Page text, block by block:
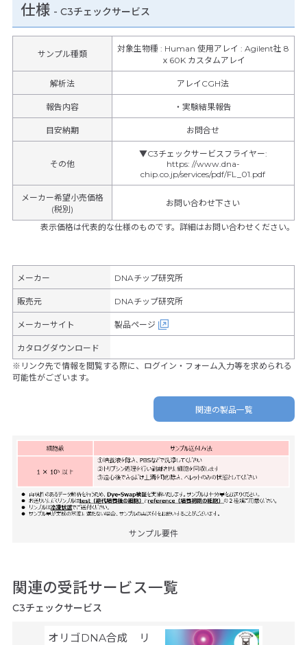
仕様 - C3チェックサービス
サンプル種類
対象生物種 : Human 使用アレイ : Agilent社 8
ｘ60K カスタムアレイ
解析法 アレイCGH法
報告内容 ・実験結果報告
目安納期 お問合せ
その他
▼C3チェックサービスフライヤー:
https: //www.dna-
chip.co.jp/services/pdf/FL_01.pdf
メーカー希望小売価格
(税別)
お問い合わせ下さい
表示価格は代表的な仕様のものです。詳細はお問い合わせください。
メーカー DNAチップ研究所
販売元 DNAチップ研究所
メーカーサイト 製品ページ
カタログダウンロード
※リンク先で情報を閲覧する際に、ログイン・フォーム入力等を求められる
可能性がございます。
関連の製品一覧
サンプル要件
関連の受託サービス一覧
C3チェックサービス
オリゴDNA合成 リ